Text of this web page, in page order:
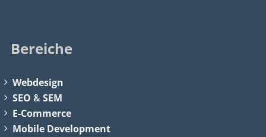
Bereiche
Webdesign
SEO &SEM
E-Commerce
Mobile Development